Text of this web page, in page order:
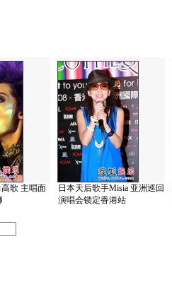
歌 主唱面
日本天后歌手Misia 亚洲巡回
演唱会锁定香港站